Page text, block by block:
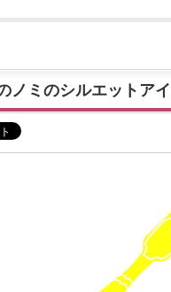
ノミのシルエットア